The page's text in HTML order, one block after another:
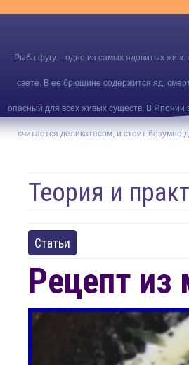
Рыба фугу – одно из самых ядовитых
свете. В ее брюшине содержится яд,
опасный для всех живых существ. В Японии
считается деликатесом, и стоит безумно
Теория и
Статьи
Рецепт